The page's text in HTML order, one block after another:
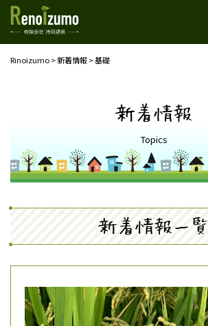
Rinoizumo>新着情報>基礎
新着情報
Topics
新着情報一覧